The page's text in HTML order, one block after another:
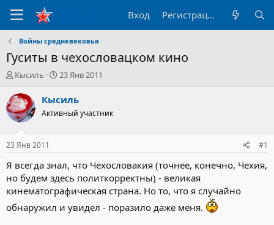
Вход Регистрация
Войны средневековья
Гуситы в чехословацком кино
А
т
о
р
е
м
ы
Кысиль
Д
т
н
л
23 Янв 2011
Кысиль
Активный участник
23 Янв 2011 #1
Я всегда знал, что Чехословакия (точнее, конечно, Чехия,
но будем здесь политкорректны) - великая
кинематографическая страна. Но то, что я случайно
обнаружил и увидел - поразило даже меня.